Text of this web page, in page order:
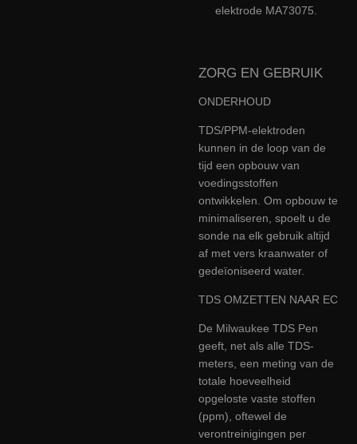
elektrode MA73075.
ZORG EN GEBRUIK
ONDERHOUD
TDS/PPM-elektroden
kunnen in de loop van de
tijd een opbouw van
voedingsstoffen
ontwikkelen. Om opbouw te
minimaliseren, spoelt u de
sonde na elk gebruik altijd
af met vers kraanwater of
gedeïoniseerd water.
TDS OMZETTEN NAAR EC
De Milwaukee TDS Pen
geeft, net als alle TDS-
meters, een meting van de
totale hoeveelheid
opgeloste vaste stoffen
(ppm), oftewel de
verontreinigingen per